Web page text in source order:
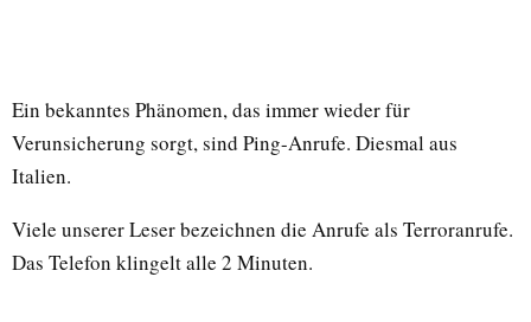
Ein bekanntes Phänomen, das immer wieder für
Verunsicherung sorgt, sind Ping-Anrufe. Diesmal aus
Italien.
Viele unserer Leser bezeichnen die Anrufe als Terroranrufe.
Das Telefon klingelt alle 2 Minuten.